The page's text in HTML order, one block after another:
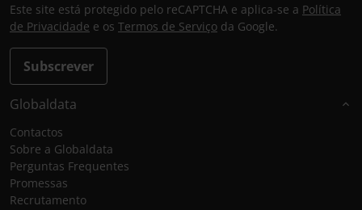
Subscrever
Este site está protegido pelo reCAPTCHA e aplica-se a Política
de Privacidade e os Termos de Serviço da Google.
Globaldata
Contactos
Sobre a Globaldata
Perguntas Frequentes
Promessas
Recrutamento